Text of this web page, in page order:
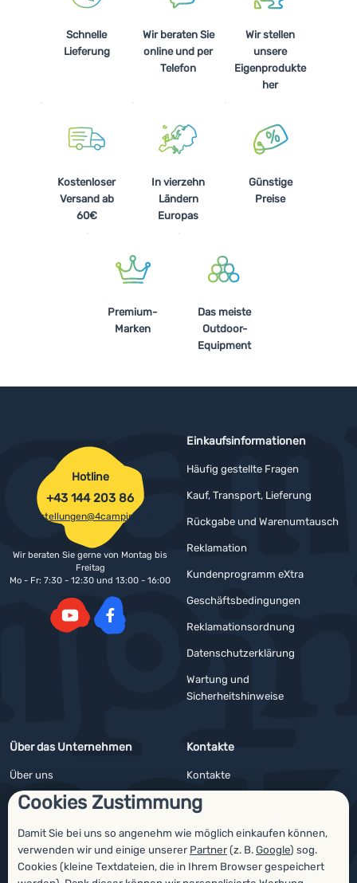
Cookies Zustimmung
Damit Sie bei uns so angenehm wie möglich einkaufen können,
verwenden wir und einige unserer Partner(z. B.Google) sog.
Cookies (kleine Textdateien, die in Ihrem Browser gespeichert
Schnelle
Lieferung
Wir beraten Sie
online und per
Telefon
Wir stellen
unsere
Eigenprodukte
her
Kostenloser
Versand ab
60€
In vierzehn
Ländern
Europas
Günstige
Preise
Premium-
Marken
Das meiste
Outdoor-
Equipment
Einkaufsinformationen
Häufig gestellte Fragen
Kauf, Transport, Lieferung
Rückgabe und Warenumtausch
Reklamation
Kundenprogramm eXtra
Geschäftsbedingungen
Reklamationsordnung
Datenschutzerklärung
Wartung und
Sicherheitshinweise
Über das Unternehmen
Über uns
Impressum
4camping4nature
Unsere Tester
Kontakte
Kontakte
Angebote für Firmen und Vereine
Newsletter
Hotline
+43 144 203 86
bestellungen@4camping.at
Wir beraten Sie gerne von Montag bis
Freitag
Mo - Fr: 7:30 - 12:30 und 13:00 - 16:00